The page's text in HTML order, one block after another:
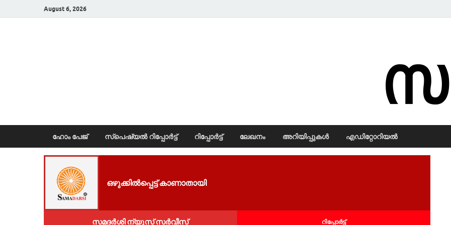
August 6, 2026
ഹോം പേജ് സ്പെഷ്യൽ റിപ്പോര്‍ട്ട് റിപ്പോര്‍ട്ട് ലേഖനം അറിയിപ്പുകള്‍ എഡിറ്റോറിയല്‍
ഒഴുക്കിൽപ്പെട്ട് കാണാതായി
സമദർശി ന്യൂസ് സർവീസ് റിപ്പോര്‍ട്ട്